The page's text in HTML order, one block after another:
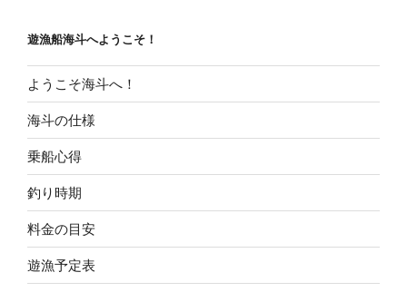
ン
遊漁船海斗へようこそ！
ようこそ海斗へ！
海斗の仕様
乗船心得
釣り時期
料金の目安
遊漁予定表